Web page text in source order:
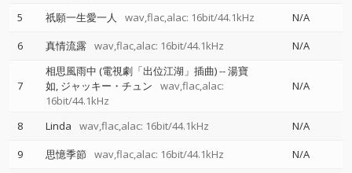
5 祇願一生愛一人 wav,flac,alac: 16bit/44.1kHz
N/A
6
真情流露 wav,flac,alac: 16bit/44.1kHz N/A
7
相思風雨中 (電視劇「出位江湖」插曲)--湯寶
如 ジャッキー・チュン
wav,flac,alac:
16bit/44.1kHz
N/A
8 Linda wav,flac,alac: 16bit/44.1kHz
N/A
9
思憶季節 wav,flac,alac: 16bit/44.1kHz N/A